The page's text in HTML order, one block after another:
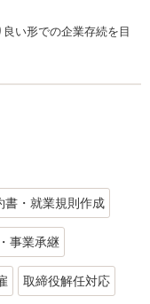
い形での企業存続を目
書・就業規則作成
事業承継
取締役解任対応